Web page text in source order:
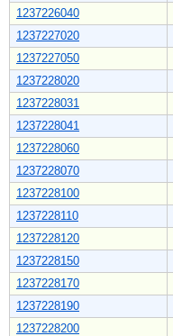
1237226040
1237227020
1237227050
1237228020
1237228031
1237228041
1237228060
1237228070
1237228100
1237228110
1237228120
1237228150
1237228170
1237228190
1237228200